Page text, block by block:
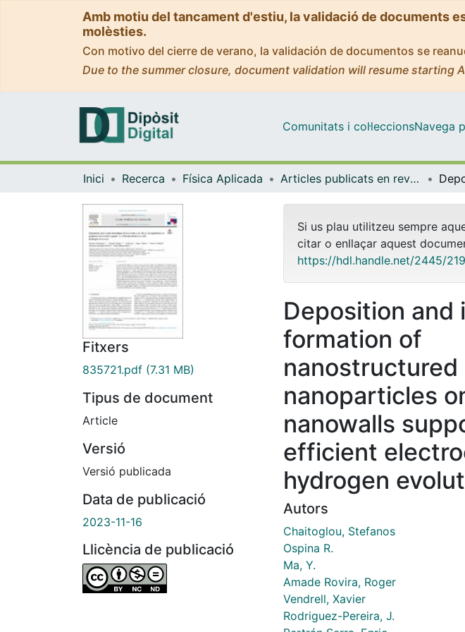
Amb motiu del tancament d'estiu, la validació de documents
molèsties.
Con motivo del cierre de verano, la validación de documentos se
Due to the summer closure, document validation will resume starting
Comunitats i col·leccionsNavega
Inici Recerca Física Aplicada Articles publicats en revistes (Física Aplicada)
Fitxers
835721.pdf (7.31 MB)
Tipus de document
Article
Versió
Versió publicada
Data de publicació
2023-11-16
Llicència de publicació
Si us plau utilitzeu sempre
citar o enllaçar aquest
https://hdl.handle.net/2445/
Deposition and
formation of
nanostructured
nanoparticles
nanowalls
efficient
hydrogen
Autors
Chaitoglou, Stefanos
Ospina R.
Ma, Y.
Amade Rovira, Roger
Vendrell, Xavier
Rodriguez-Pereira, J.